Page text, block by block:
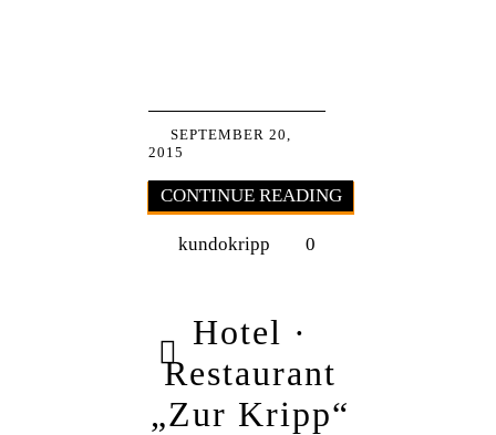
SEPTEMBER 20,
2015
CONTINUE READING
kundokripp 0
Hotel ·
Restaurant
„Zur Kripp“